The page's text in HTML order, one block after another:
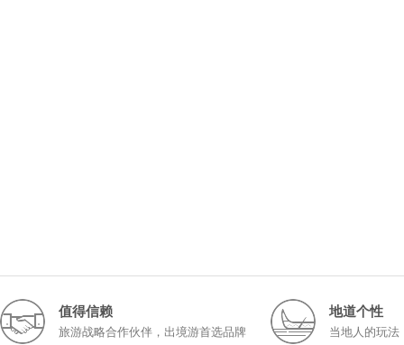
值得信赖
旅游战略合作伙伴，出境游首选品牌
地道个性
当地人的玩法